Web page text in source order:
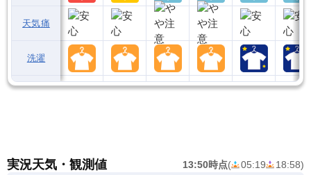
天気痛
洗濯
実況天気・観測値 13:50時点( 05:19 18:58)